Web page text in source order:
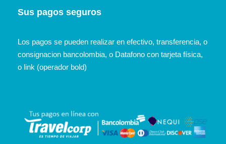
Sus pagos seguros
Los pagos se pueden realizar en efectivo, transferencia, o
consignacion bancolombia, o Datafono con tarjeta física,
o link (operador bold)